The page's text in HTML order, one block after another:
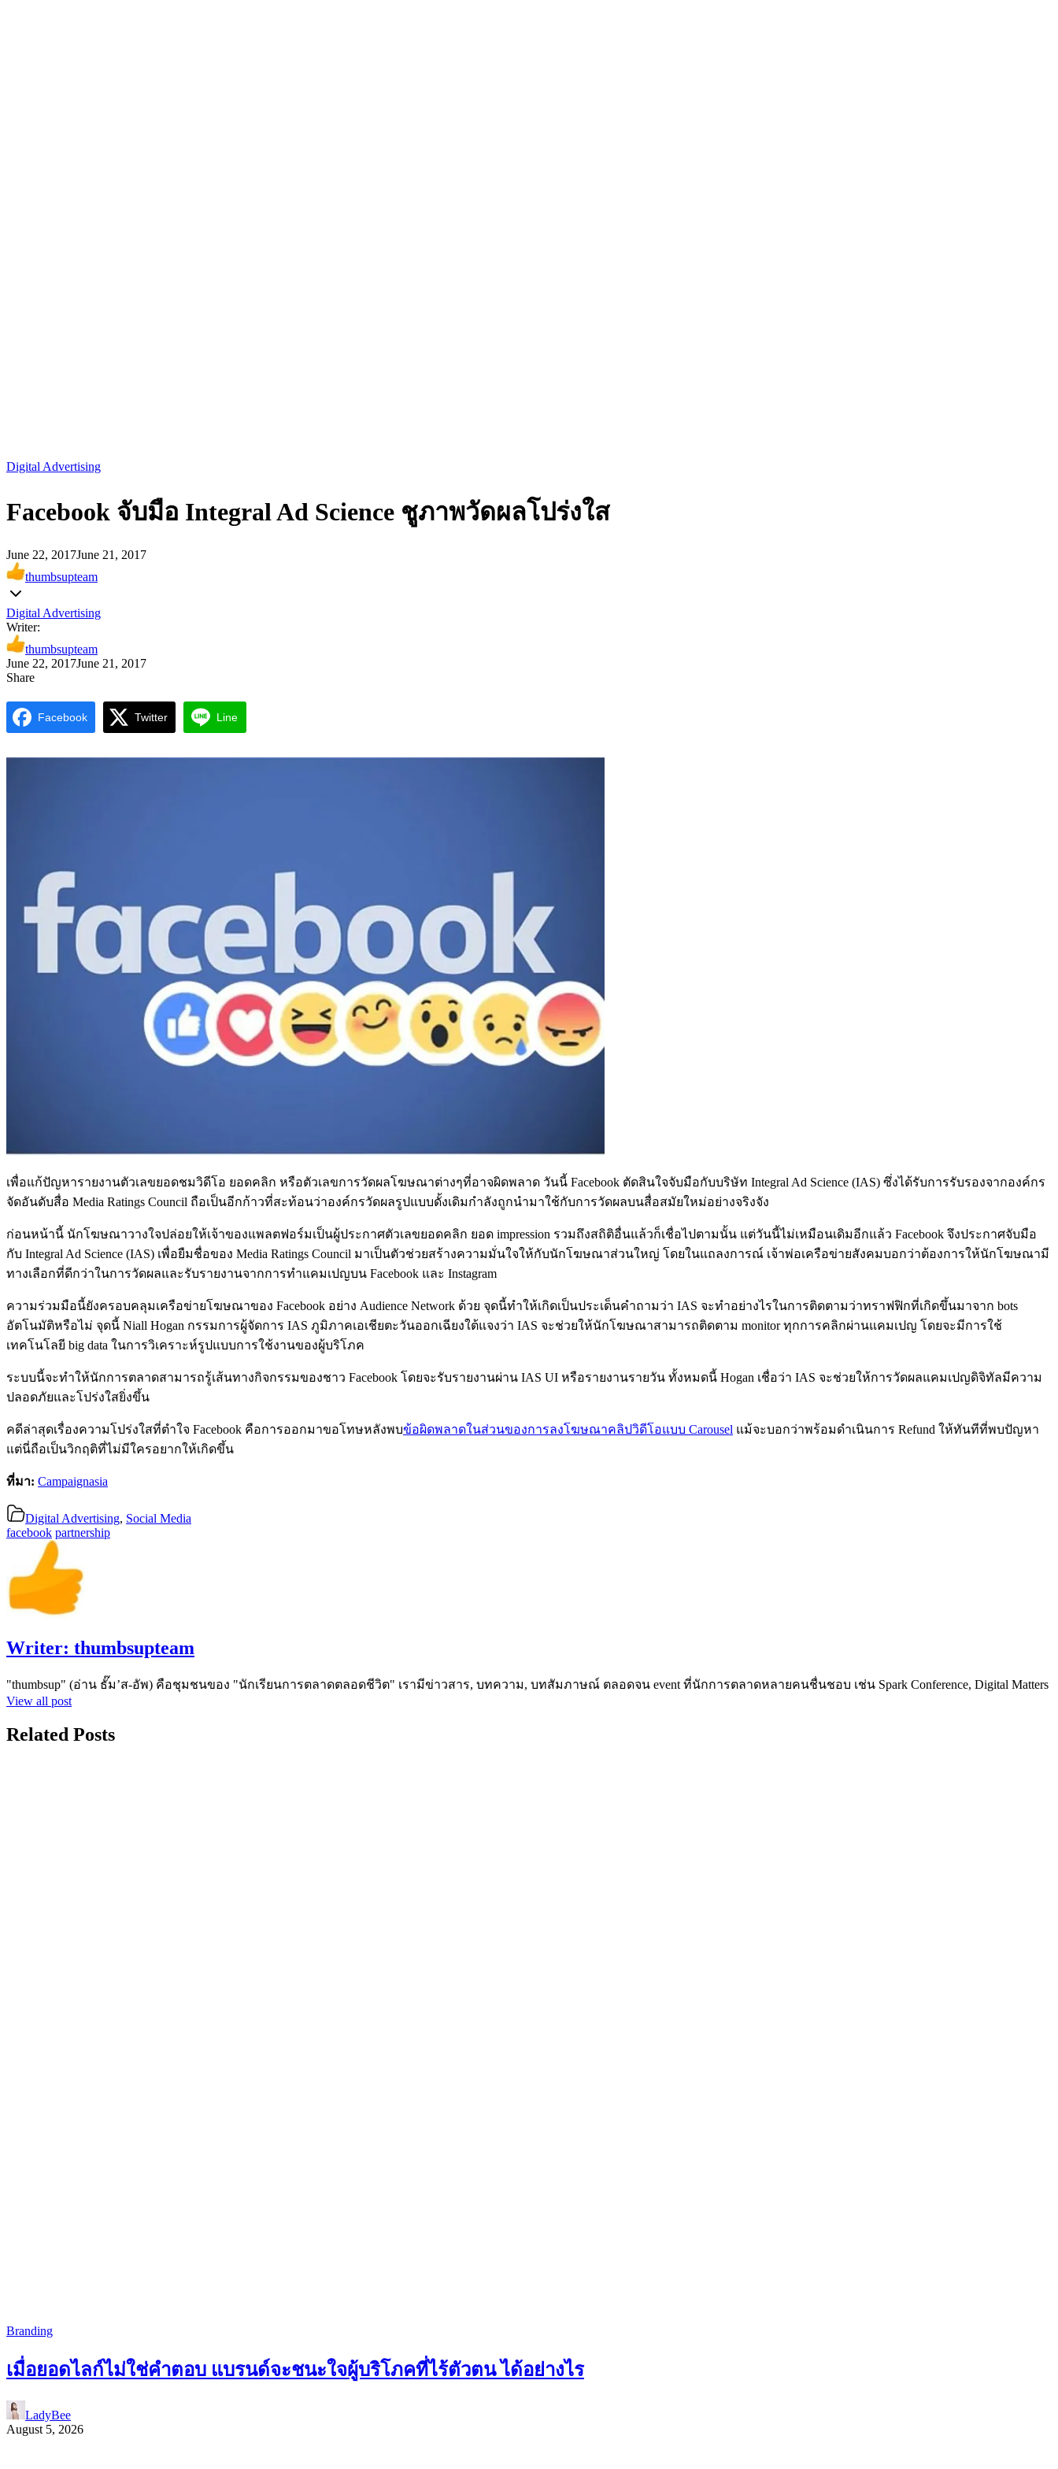
Digital Advertising
Facebook จับมือ Integral Ad Science ชูภาพวัดผลโปร่งใส
June 22, 2017June 21, 2017
thumbsupteam
Digital Advertising
Writer:
thumbsupteam
June 22, 2017June 21, 2017
Share
Facebook Twitter Line
เพื่อแก้ปัญหารายงานตัวเลขยอดชมวิดีโอ ยอดคลิก หรือตัวเลขการวัดผลโฆษณาต่างๆที่อาจผิดพลาด วันนี้ Facebook ตัดสินใจจับมือกับบริษัท Integral Ad Science (IAS) ซึ่งได้รับการรับรองจากองค์กร
จัดอันดับสื่อ Media Ratings Council ถือเป็นอีกก้าวที่สะท้อนว่าองค์กรวัดผลรูปแบบดั้งเดิมกำลังถูกนำมาใช้กับการวัดผลบนสื่อสมัยใหม่อย่างจริงจัง
ก่อนหน้านี้ นักโฆษณาวางใจปล่อยให้เจ้าของแพลตฟอร์มเป็นผู้ประกาศตัวเลขยอดคลิก ยอด impression รวมถึงสถิติอื่นแล้วก็เชื่อไปตามนั้น แต่วันนี้ไม่เหมือนเดิมอีกแล้ว Facebook จึงประกาศจับมือ
กับ Integral Ad Science (IAS) เพื่อยืมชื่อของ Media Ratings Council มาเป็นตัวช่วยสร้างความมั่นใจให้กับนักโฆษณาส่วนใหญ่ โดยในแถลงการณ์ เจ้าพ่อเครือข่ายสังคมบอกว่าต้องการให้นักโฆษณามี
ทางเลือกที่ดีกว่าในการวัดผลและรับรายงานจากการทำแคมเปญบน Facebook และ Instagram
ความร่วมมือนี้ยังครอบคลุมเครือข่ายโฆษณาของ Facebook อย่าง Audience Network ด้วย จุดนี้ทำให้เกิดเป็นประเด็นคำถามว่า IAS จะทำอย่างไรในการติดตามว่าทราฟฟิกที่เกิดขึ้นมาจาก bots
อัตโนมัติหรือไม่ จุดนี้ Niall Hogan กรรมการผู้จัดการ IAS ภูมิภาคเอเชียตะวันออกเฉียงใต้แจงว่า IAS จะช่วยให้นักโฆษณาสามารถติดตาม monitor ทุกการคลิกผ่านแคมเปญ โดยจะมีการใช้
เทคโนโลยี big data ในการวิเคราะห์รูปแบบการใช้งานของผู้บริโภค
ระบบนี้จะทำให้นักการตลาดสามารถรู้เส้นทางกิจกรรมของชาว Facebook โดยจะรับรายงานผ่าน IAS UI หรือรายงานรายวัน ทั้งหมดนี้ Hogan เชื่อว่า IAS จะช่วยให้การวัดผลแคมเปญดิจิทัลมีความ
ปลอดภัยและโปร่งใสยิ่งขึ้น
คดีล่าสุดเรื่องความโปร่งใสที่ตำใจ Facebook คือการออกมาขอโทษหลังพบข้อผิดพลาดในส่วนของการลงโฆษณาคลิปวิดีโอแบบ Carousel แม้จะบอกว่าพร้อมดำเนินการ Refund ให้ทันทีที่พบปัญหา
แต่นี่ถือเป็นวิกฤติที่ไม่มีใครอยากให้เกิดขึ้น
ที่มา: Campaignasia
Digital Advertising, Social Media
facebook partnership
Writer: thumbsupteam
"thumbsup" (อ่าน ธั๊ม’ส-อัพ) คือชุมชนของ "นักเรียนการตลาดตลอดชีวิต" เรามีข่าวสาร, บทความ, บทสัมภาษณ์ ตลอดจน event ที่นักการตลาดหลายคนชื่นชอบ เช่น Spark Conference, Digital Matters
View all post
Related Posts
Branding
เมื่อยอดไลก์ไม่ใช่คำตอบ แบรนด์จะชนะใจผู้บริโภคที่ไร้ตัวตน ได้อย่างไร
LadyBee
August 5, 2026